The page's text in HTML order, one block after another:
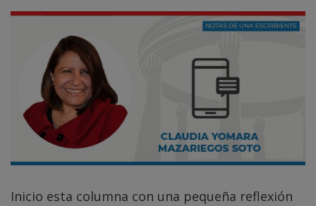
Inicio esta columna con una pequeña reflexión